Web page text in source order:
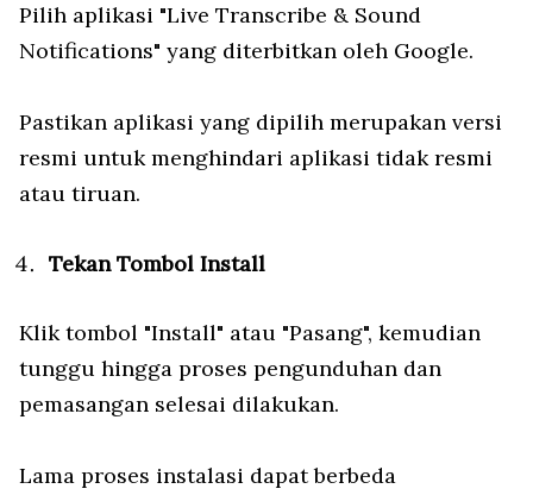
Pilih aplikasi "Live Transcribe & Sound
Notifications" yang diterbitkan oleh Google.
Pastikan aplikasi yang dipilih merupakan versi
resmi untuk menghindari aplikasi tidak resmi
atau tiruan.
Tekan Tombol Install
Klik tombol "Install" atau "Pasang", kemudian
tunggu hingga proses pengunduhan dan
pemasangan selesai dilakukan.
Lama proses instalasi dapat berbeda